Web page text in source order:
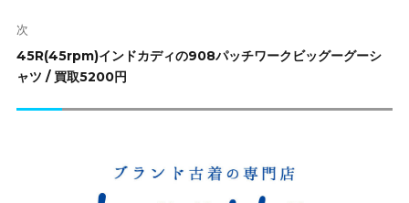
シ
ョ
ン
次
次
の
45R(45rpm)インドカディの908パッチワークビッグーグーシ
ャツ / 買取5200円